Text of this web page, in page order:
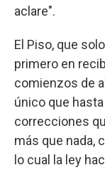
aclare".
El Piso, que
primero en
comienzos de
único que
correcciones
más que nada,
lo cual la ley